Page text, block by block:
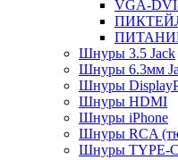
VGA-
ПИТАНИЕ
Шнуры 3.5 Jack
Шнуры 6.3мм
Шнуры
Шнуры HDMI
Шнуры iPhone
Шнуры RCA
Шнуры TYPE-C